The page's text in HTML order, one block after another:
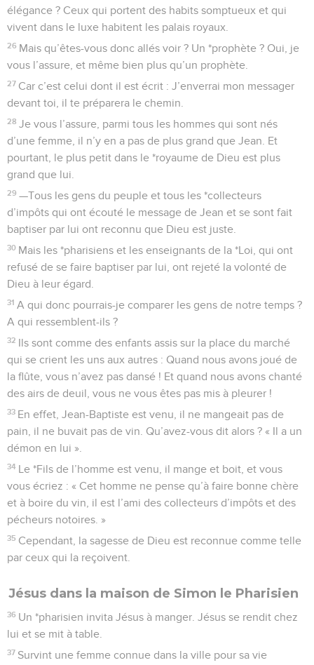
élégance ? Ceux qui portent des habits somptueux et qui
vivent dans le luxe habitent les palais royaux.
26 Mais qu’êtes-vous donc allés voir ? Un *prophète ? Oui, je
vous l’assure, et même bien plus qu’un prophète.
27 Car c’est celui dont il est écrit : J’enverrai mon messager
devant toi, il te préparera le chemin.
28 Je vous l’assure, parmi tous les hommes qui sont nés
d’une femme, il n’y en a pas de plus grand que Jean. Et
pourtant, le plus petit dans le *royaume de Dieu est plus
grand que lui.
29 —Tous les gens du peuple et tous les *collecteurs
d’impôts qui ont écouté le message de Jean et se sont fait
baptiser par lui ont reconnu que Dieu est juste.
30 Mais les *pharisiens et les enseignants de la *Loi, qui ont
refusé de se faire baptiser par lui, ont rejeté la volonté de
Dieu à leur égard.
31 A qui donc pourrais-je comparer les gens de notre temps ?
A qui ressemblent-ils ?
32 Ils sont comme des enfants assis sur la place du marché
qui se crient les uns aux autres : Quand nous avons joué de
la flûte, vous n’avez pas dansé ! Et quand nous avons chanté
des airs de deuil, vous ne vous êtes pas mis à pleurer !
33 En effet, Jean-Baptiste est venu, il ne mangeait pas de
pain, il ne buvait pas de vin. Qu’avez-vous dit alors ? « Il a un
démon en lui ».
34 Le *Fils de l’homme est venu, il mange et boit, et vous
vous écriez : « Cet homme ne pense qu’à faire bonne chère
et à boire du vin, il est l’ami des collecteurs d’impôts et des
pécheurs notoires. »
35 Cependant, la sagesse de Dieu est reconnue comme telle
par ceux qui la reçoivent.
Jésus dans la maison de Simon le Pharisien
36 Un *pharisien invita Jésus à manger. Jésus se rendit chez
lui et se mit à table.
37 Survint une femme connue dans la ville pour sa vie